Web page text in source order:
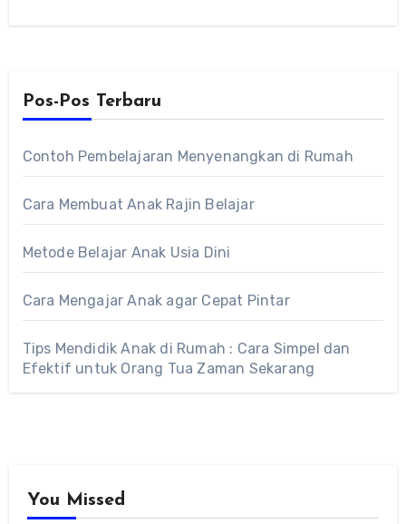
Pos-Pos Terbaru
Contoh Pembelajaran Menyenangkan di Rumah
Cara Membuat Anak Rajin Belajar
Metode Belajar Anak Usia Dini
Cara Mengajar Anak agar Cepat Pintar
Tips Mendidik Anak di Rumah : Cara Simpel dan
Efektif untuk Orang Tua Zaman Sekarang
You Missed